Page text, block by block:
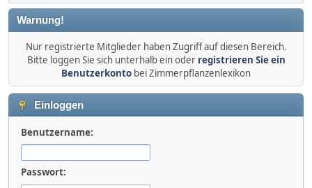
Warnung!
Nur registrierte Mitglieder haben Zugriff auf diesen Bereich.
Bitte loggen Sie sich unterhalb ein oder registrieren Sie ein
Benutzerkonto bei Zimmerpflanzenlexikon
Einloggen
Benutzername:
Passwort: